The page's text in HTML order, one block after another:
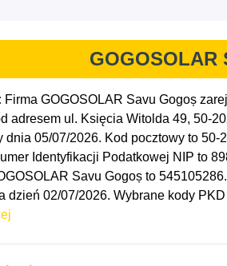
GOGOSOLAR
Firma GOGOSOLAR Savu Gogoș
adresem ul. Księcia Witolda 49, 50-
dnia 05/07/2026. Kod pocztowy to
Identyfikacji Podatkowej NIP to
Savu Gogoș to
dzień 02/07/2026. Wybrane kody
4322Z - Wykonywanie instalacji